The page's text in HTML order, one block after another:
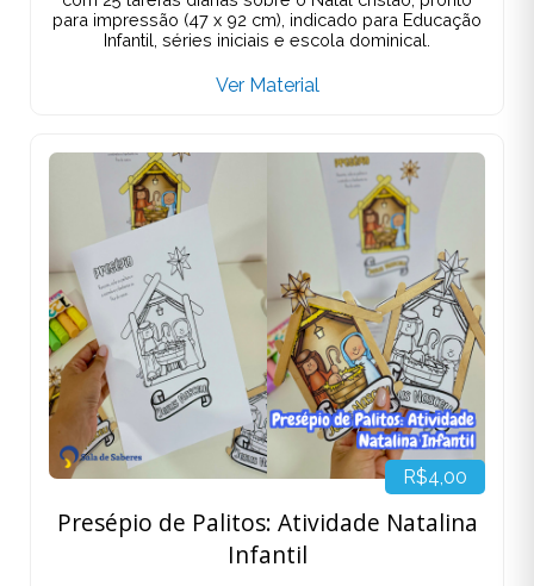
para impressão (47 x 92 cm), indicado para Educação
Infantil, séries iniciais e escola dominical.
Ver Material
R$4,00
Presépio de Palitos: Atividade Natalina
Infantil